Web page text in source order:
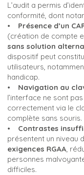
L’audit a permis
conformité, dont
• Présence d’un
(création de compte
sans solution
dispositif peut
utilisateurs,
handicap.
• Navigation au
l’interface ne sont
correctement via le
complète sans souris.
• Contrastes
présentent un niveau
exigences RGAA,
personnes
difficiles.